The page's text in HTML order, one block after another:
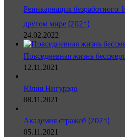
Реинкарнация
другом мире (2021)
24.02.2022
Повседневная жизнь
12.11.2021
Юлия Нигурэдо
08.11.2021
Академия стражей (2021)
05.11.2021